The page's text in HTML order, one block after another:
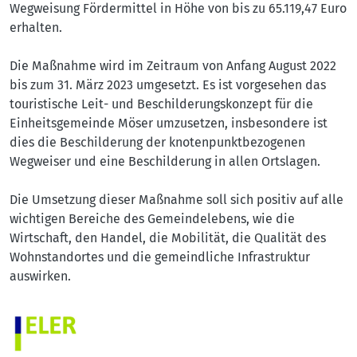
Wegweisung Fördermittel in Höhe von bis zu 65.119,47 Euro
erhalten.
Die Maßnahme wird im Zeitraum von Anfang August 2022
bis zum 31. März 2023 umgesetzt. Es ist vorgesehen das
touristische Leit- und Beschilderungskonzept für die
Einheitsgemeinde Möser umzusetzen, insbesondere ist
dies die Beschilderung der knotenpunktbezogenen
Wegweiser und eine Beschilderung in allen Ortslagen.
Die Umsetzung dieser Maßnahme soll sich positiv auf alle
wichtigen Bereiche des Gemeindelebens, wie die
Wirtschaft, den Handel, die Mobilität, die Qualität des
Wohnstandortes und die gemeindliche Infrastruktur
auswirken.